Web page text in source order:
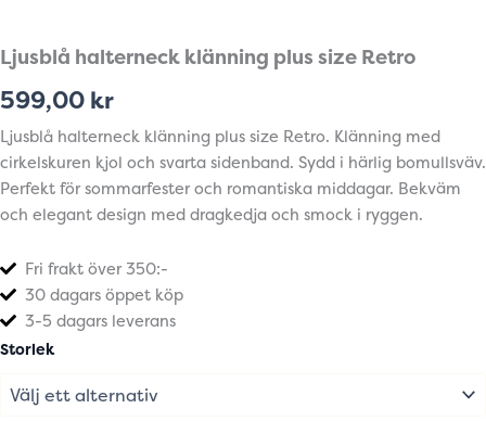
Ljusblå halterneck klänning plus size Retro
599,00 kr
Ljusblå halterneck klänning plus size Retro. Klänning med
cirkelskuren kjol och svarta sidenband. Sydd i härlig bomullsväv.
Perfekt för sommarfester och romantiska middagar. Bekväm
och elegant design med dragkedja och smock i ryggen.
Fri frakt över 350:-
30 dagars öppet köp
3-5 dagars leverans
Storlek
Ljusblå
klänning
plus